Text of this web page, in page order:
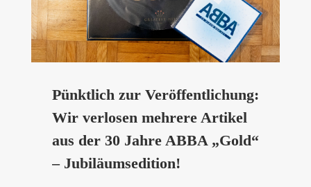
Pünktlich zur Veröffentlichung:
Wir verlosen mehrere Artikel
aus der 30 Jahre ABBA „Gold“
– Jubiläumsedition!